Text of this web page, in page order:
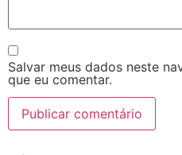
Salvar meus dados neste
que eu comentar.